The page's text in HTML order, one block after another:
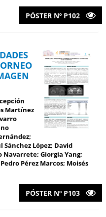
PÓSTER Nº P102
Martínez
Sánchez López; David
Navarrete; Giorgia Yang;
Pérez Marcos; Moisés
PÓSTER Nº P103